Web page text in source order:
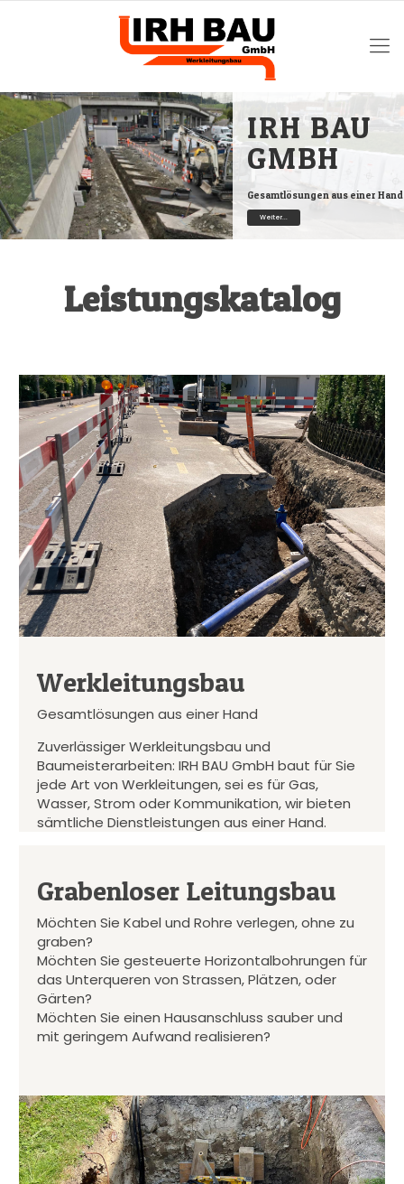
IRH BAU
GMBH
Gesamtlösungen aus einer
Weiter...
Leistungskatalog
Werkleitungsbau
Gesamtlösungen aus einer Hand
Zuverlässiger Werkleitungsbau und
Baumeisterarbeiten: IRH BAU GmbH baut für Sie
jede Art von Werkleitungen, sei es für Gas,
Wasser, Strom oder Kommunikation, wir bieten
sämtliche Dienstleistungen aus einer Hand.
Grabenloser Leitungsbau
Möchten Sie Kabel und Rohre verlegen, ohne zu
graben?
Möchten Sie gesteuerte Horizontalbohrungen für
das Unterqueren von Strassen, Plätzen, oder
Gärten?
Möchten Sie einen Hausanschluss sauber und
mit geringem Aufwand realisieren?